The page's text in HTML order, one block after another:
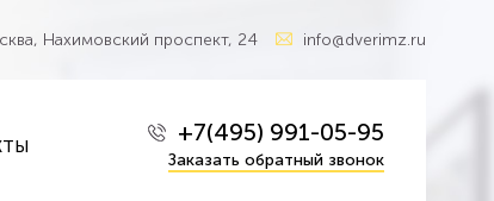
Нахимовский проспект, 24 info@dverimz.ru
+7(495) 991-05-95
Заказать обратный звонок